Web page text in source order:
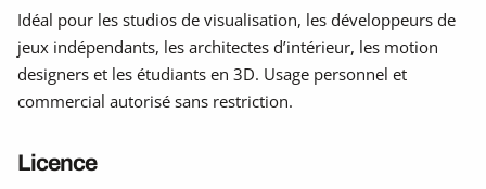
Idéal pour les studios de visualisation, les développeurs de
jeux indépendants, les architectes d’intérieur, les motion
designers et les étudiants en 3D. Usage personnel et
commercial autorisé sans restriction.
Licence